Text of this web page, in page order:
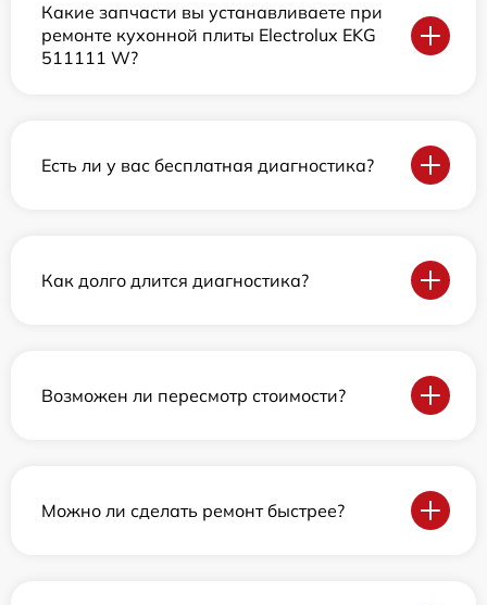
Какие запчасти вы устанавливаете при
ремонте кухонной плиты Electrolux EKG
511111 W?
Есть ли у вас бесплатная диагностика?
Как долго длится диагностика?
Возможен ли пересмотр стоимости?
Можно ли сделать ремонт быстрее?